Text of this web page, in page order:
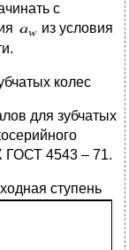
с
из условия
колес
для зубчатых
ГОСТ 4543 – 71.
ступень